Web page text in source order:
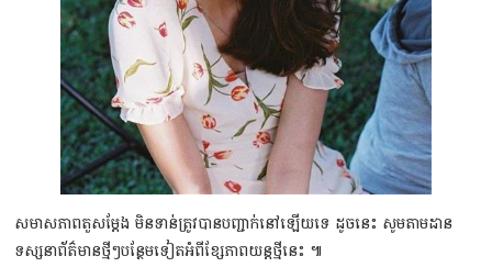
សមាសភាពតួសម្ដែង មិនទាន់ត្រូវបានបញ្ជាក់នៅឡើយទេ ដូចនេះ សូមតាមដាន
ទស្សនាព័ត៌មានថ្មីៗបន្ថែមទៀតអំពីខ្សែភាពយន្ដថ្មីនេះ ៕